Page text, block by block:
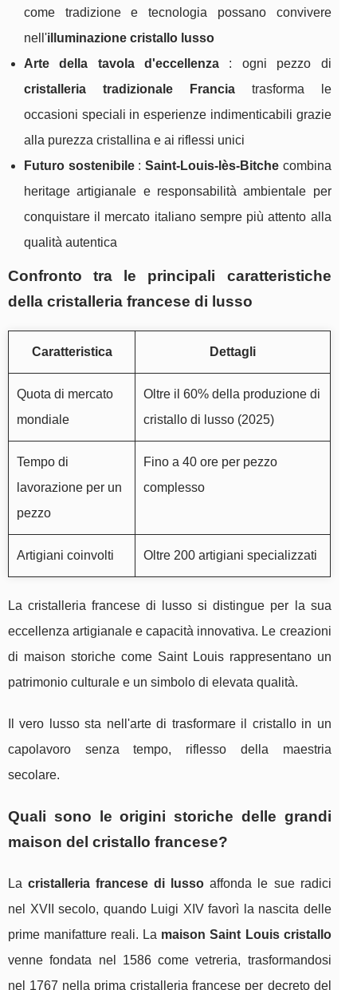
come tradizione e tecnologia possano convivere
nell'illuminazione cristallo lusso
Arte della tavola d'eccellenza : ogni pezzo di
cristalleria tradizionale Franciatrasforma le
occasioni speciali in esperienze indimenticabili grazie
alla purezza cristallina e ai riflessi unici
Futuro sostenibile: Saint-Louis-lès-Bitchecombina
heritage artigianale e responsabilità ambientale per
conquistare il mercato italiano sempre più attento alla
qualità autentica
Confronto tra le principali caratteristiche
della cristalleria francese di lusso
Caratteristica Dettagli
Quota di mercato
mondiale
Oltre il 60% della produzione di
cristallo di lusso (2025)
Tempo di
lavorazione per un
pezzo
Fino a 40 ore per pezzo
complesso
Artigiani coinvolti Oltre 200 artigiani specializzati
La cristalleria francese di lusso si distingue per la sua
eccellenza artigianale e capacità innovativa. Le creazioni
di maison storiche come Saint Louis rappresentano un
patrimonio culturale e un simbolo di elevata qualità.
Il vero lusso sta nell'arte di trasformare il cristallo in un
capolavoro senza tempo, riflesso della maestria
secolare.
Quali sono le origini storiche delle grandi
maison del cristallo francese?
Lacristalleria francese di lusso affonda le sue radici
nel XVII secolo, quando Luigi XIV favorì la nascita delle
prime manifatture reali. La maison Saint Louis cristallo
venne fondata nel 1586 come vetreria, trasformandosi
nel 1767 nella prima cristalleria francese per decreto del